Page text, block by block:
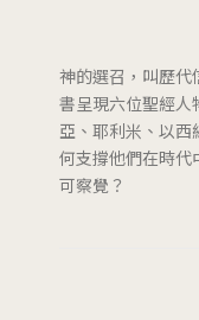
神的選召，叫歷代
書呈現六位聖經人
亞、耶利米、以
何支撐他們在時代
可察覺？